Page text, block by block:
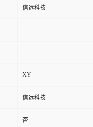
信远科技
XY
信远科技
否